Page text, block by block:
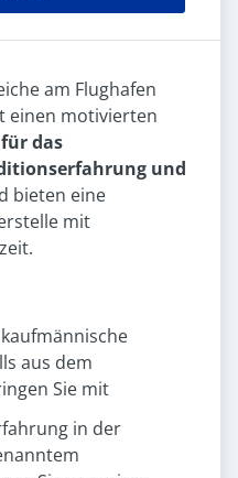
am Flughafen
einen motivierten
das
und
bieten eine
mit
aus dem
Sie mit
in der